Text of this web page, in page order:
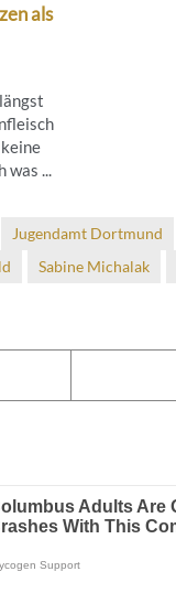
als
...
Jugendamt Dortmund
Sabine Michalak